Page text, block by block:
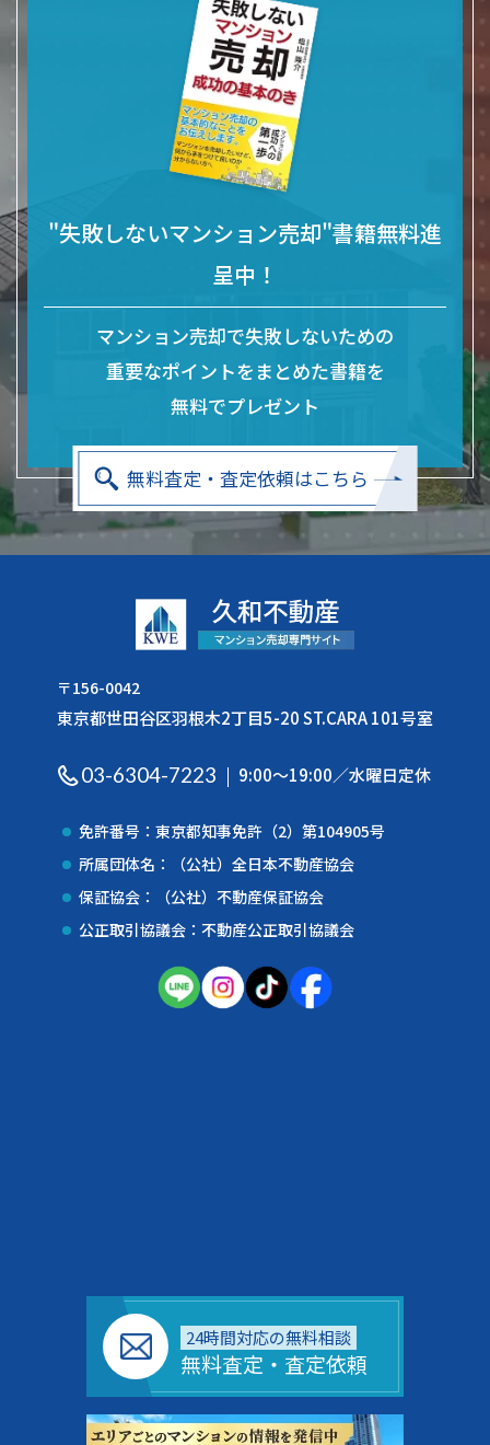
"失敗しないマンション売却"書籍無料進
呈中！
マンション売却で失敗しないための
重要なポイントをまとめた書籍を
無料でプレゼント
無料査定・査定依頼はこちら
〒156-0042
東京都世田谷区羽根木2丁目5-20 ST.CARA 101号室
03-6304-7223 9:00〜19:00／水曜日定休
免許番号：東京都知事免許（2）第104905号
所属団体名：（公社）全日本不動産協会
保証協会：（公社）不動産保証協会
公正取引協議会：不動産公正取引協議会
24時間対応の無料相談
無料査定・査定依頼